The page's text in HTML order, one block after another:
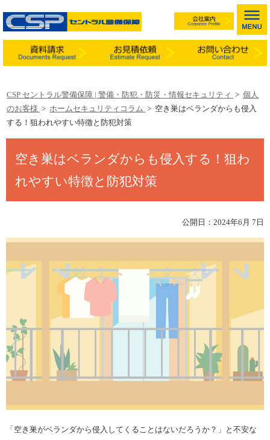
CSP セントラル警備保障 | 警備・防犯・防災・情報セキュリティ > 個人
のお客様 > ホームセキュリティコラム > 空き巣はベランダからも侵入
する！狙われやすい特徴と防犯対策
空き巣はベランダからも侵入する！狙わ
れやすい特徴と防犯対策
公開日：2024年6月 7日
「空き巣がベランダから侵入してくることはないだろうか？」と不安な